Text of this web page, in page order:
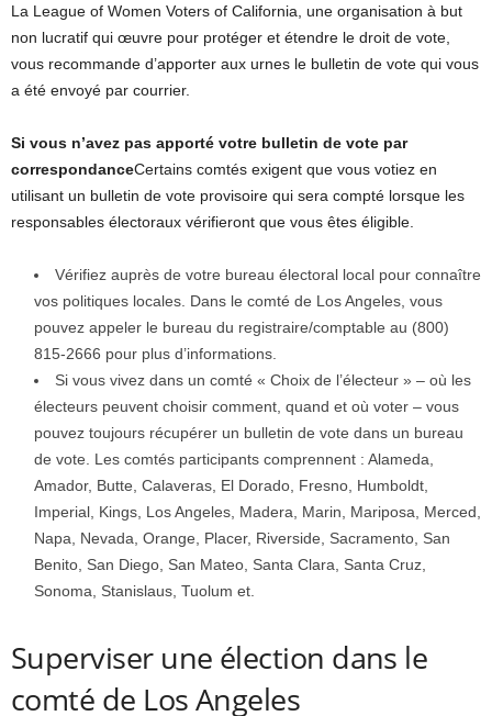
La League of Women Voters of California, une organisation à but
non lucratif qui œuvre pour protéger et étendre le droit de vote,
vous recommande d’apporter aux urnes le bulletin de vote qui vous
a été envoyé par courrier.
Si vous n’avez pas apporté votre bulletin de vote par
correspondanceCertains comtés exigent que vous votiez en
utilisant un bulletin de vote provisoire qui sera compté lorsque les
responsables électoraux vérifieront que vous êtes éligible.
Vérifiez auprès de votre bureau électoral local pour connaître
vos politiques locales. Dans le comté de Los Angeles, vous
pouvez appeler le bureau du registraire/comptable au (800)
815-2666 pour plus d’informations.
Si vous vivez dans un comté « Choix de l’électeur » – où les
électeurs peuvent choisir comment, quand et où voter – vous
pouvez toujours récupérer un bulletin de vote dans un bureau
de vote. Les comtés participants comprennent : Alameda,
Amador, Butte, Calaveras, El Dorado, Fresno, Humboldt,
Imperial, Kings, Los Angeles, Madera, Marin, Mariposa, Merced,
Napa, Nevada, Orange, Placer, Riverside, Sacramento, San
Benito, San Diego, San Mateo, Santa Clara, Santa Cruz,
Sonoma, Stanislaus, Tuolum et.
Superviser une élection dans le
comté de Los Angeles